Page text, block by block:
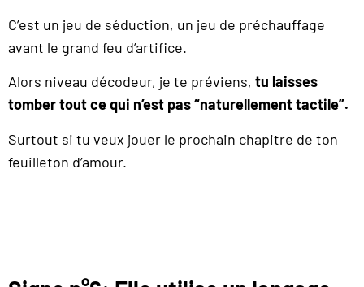
C’est un jeu de séduction, un jeu de préchauffage
avant le grand feu d’artifice.
Alors niveau décodeur, je te préviens, tu laisses
tomber tout ce qui n’est pas “naturellement tactile”.
Surtout si tu veux jouer le prochain chapitre de ton
feuilleton d’amour.